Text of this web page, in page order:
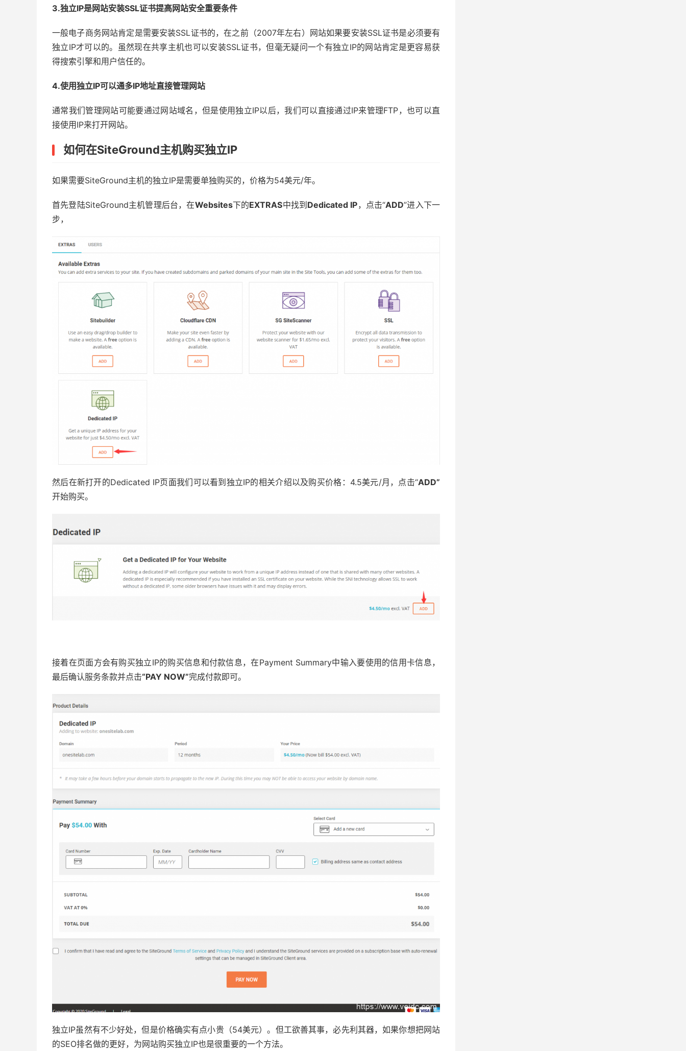
3.独立IP是网站安装SSL证书提高网站安全重要条件
一般电子商务网站肯定是需要安装SSL证书的，在之前（2007年左右）网站如果要安装SSL证书是必须要有
独立IP才可以的。虽然现在共享主机也可以安装SSL证书，但毫无疑问一个有独立IP的网站肯定是更容易获
得搜索引擎和用户信任的。
4.使用独立IP可以通多IP地址直接管理网站
通常我们管理网站可能要通过网站域名，但是使用独立IP以后，我们可以直接通过IP来管理FTP，也可以直
接使用IP来打开网站。
如何在SiteGround主机购买独立IP
如果需要SiteGround主机的独立IP是需要单独购买的，价格为54美元/年。
首先登陆SiteGround主机管理后台，在Websites下的EXTRAS中找到 Dedicated IP，点击“ADD”进入下一
步，
然后在新打开的Dedicated IP页面我们可以看到独立IP的相关介绍以及购买价格：4.5美元/月，点击“ADD”
开始购买。
接着在页面方会有购买独立IP的购买信息和付款信息，在Payment Summary中输入要使用的信用卡信息，
最后确认服务条款并点击“PAY NOW”完成付款即可。
独立IP虽然有不少好处，但是价格确实有点小贵（54美元）。但工欲善其事，必先利其器，如果你想把网站
的SEO排名做的更好，为网站购买独立IP也是很重要的一个方法。